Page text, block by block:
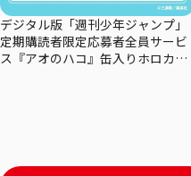
デジタル版「週刊少年ジャンプ」
定期購読者限定応募者全員サービ
ス『アオのハコ』缶入りホロカー